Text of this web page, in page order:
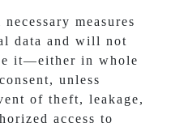
measures
data and will not
it—either in whole
unless
of theft, leakage,
access to